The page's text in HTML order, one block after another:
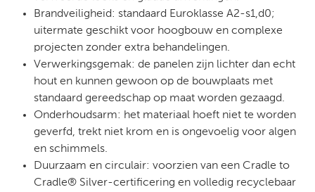
Brandveiligheid: standaard Euroklasse A2-s1,d0;
uitermate geschikt voor hoogbouw en complexe
projecten zonder extra behandelingen.
Verwerkingsgemak: de panelen zijn lichter dan echt
hout en kunnen gewoon op de bouwplaats met
standaard gereedschap op maat worden gezaagd.
Onderhoudsarm: het materiaal hoeft niet te worden
geverfd, trekt niet krom en is ongevoelig voor algen
en schimmels.
Duurzaam en circulair: voorzien van een Cradle to
Cradle® Silver-certificering en volledig recyclebaar